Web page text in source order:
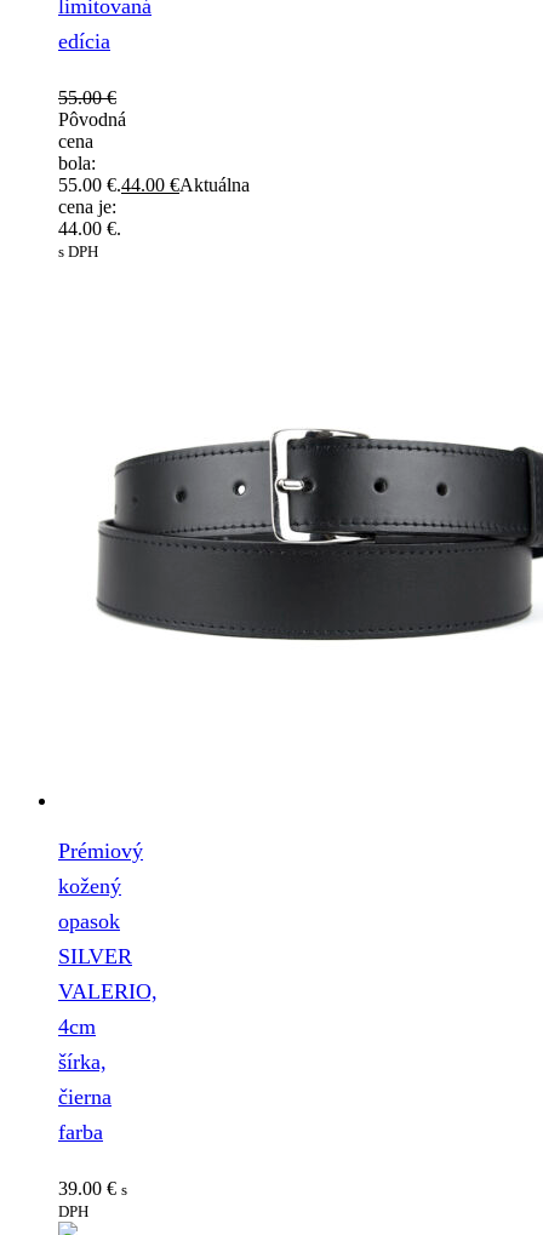
limitovaná
edícia
55.00€
Pôvodná
cena
bola:
55.00 €.44.00 €Aktuálna
cena je:
44.00 €.
s DPH
Prémiový
kožený
opasok
SILVER
VALERIO,
4cm
šírka,
čierna
farba
39.00 € s
DPH